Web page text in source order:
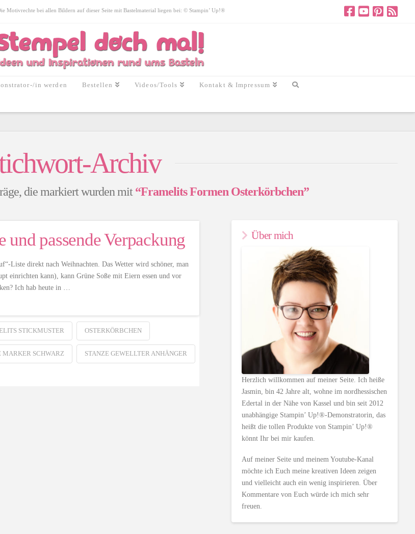
Motivrechte bei allen Bildern auf dieser Seite mit Bastelmaterial liegen bei: © Stampin’ Up!®
in werden Bestellen Videos/Tools Kontakt & Impressum
Archiv
die markiert wurden mit“Framelits Formen Osterkörbchen”
und passende Verpackung
Liste direkt nach Weihnachten. Das Wetter wird schöner, man
einrichten kann), kann Grüne Soße mit Eiern essen und vor
Ich hab heute in …
STICKMUSTER OSTERKÖRBCHEN
MARKER SCHWARZ STANZE GEWELLTER ANHÄNGER
Über mich
Herzlich willkommen auf meiner Seite. Ich heiße
Jasmin, bin 42 Jahre alt, wohne im nordhessischen
Edertal in der Nähe von Kassel und bin seit 2012
unabhängige Stampin’ Up!®-Demonstratorin, das
heißt die tollen Produkte von Stampin’ Up!®
könnt Ihr bei mir kaufen.
Auf meiner Seite und meinem Youtube-Kanal
möchte ich Euch meine kreativen Ideen zeigen
und vielleicht auch ein wenig inspirieren. Über
Kommentare von Euch würde ich mich sehr
freuen.